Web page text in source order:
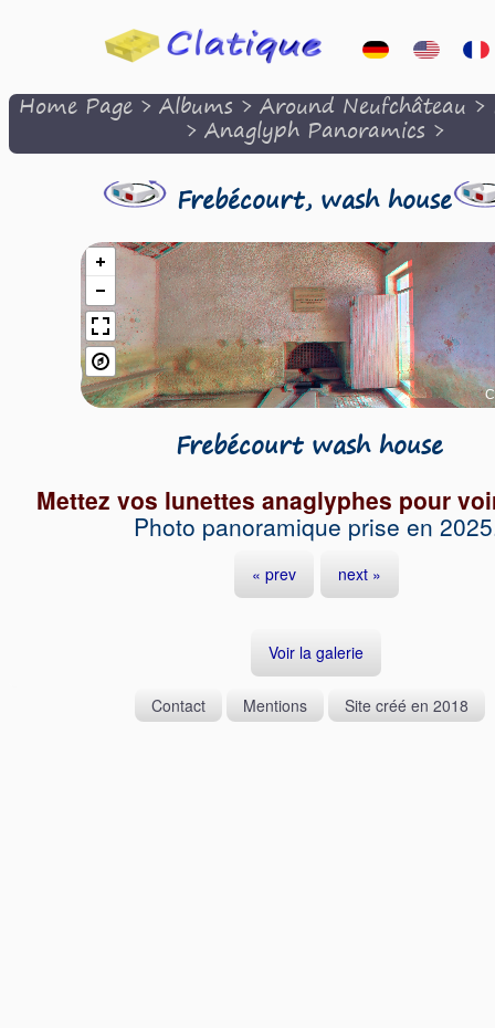
Home Page>Albums>Around Neufchâteau>
> Anaglyph Panoramics >
Frebécourt, wash house
Frebécourt wash house
Mettez vos lunettes anaglyphes pour
Photo panoramique prise en
« prev next »
Voir la galerie
Contact Mentions Site créé en 2018